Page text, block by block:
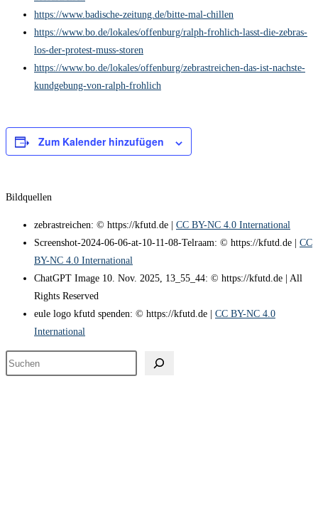
https://www.badische-zeitung.de/bitte-mal-chillen
https://www.bo.de/lokales/offenburg/ralph-frohlich-lasst-die-zebras-
los-der-protest-muss-storen
https://www.bo.de/lokales/offenburg/zebrastreichen-das-ist-nachste-
kundgebung-von-ralph-frohlich
Zum Kalender hinzufügen
Bildquellen
zebrastreichen: © https://kfutd.de | CC BY-NC 4.0 International
Screenshot-2024-06-06-at-10-11-08-Telraam: © https://kfutd.de | CC
BY-NC 4.0 International
ChatGPT Image 10. Nov. 2025, 13_55_44: © https://kfutd.de | All
Rights Reserved
eule logo kfutd spenden: © https://kfutd.de | CC BY-NC 4.0
International
Suchen